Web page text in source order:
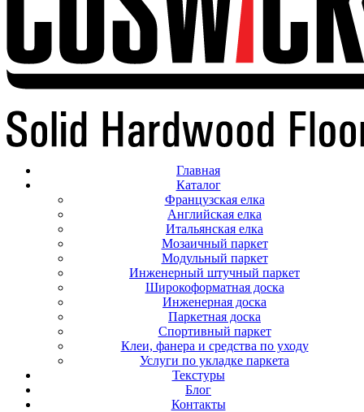
Главная
Каталог
Французская елка
Английская елка
Итальянская елка
Мозаичный паркет
Модульный паркет
Инженерный штучный паркет
Широкоформатная доска
Инженерная доска
Паркетная доска
Спортивный паркет
Клеи, фанера и средства по уходу
Услуги по укладке паркета
Текстуры
Блог
Контакты